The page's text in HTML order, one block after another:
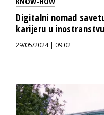
Digitalni nomad
karijeru u inostranstvu
29/05/2024 | 09:02